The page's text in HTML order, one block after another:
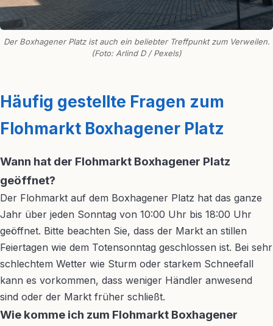
Der Boxhagener Platz ist auch ein beliebter Treffpunkt zum Verweilen.
(Foto: Arlind D / Pexels)
Häufig gestellte Fragen zum
Flohmarkt Boxhagener Platz
Wann hat der Flohmarkt Boxhagener Platz
geöffnet?
Der Flohmarkt auf dem Boxhagener Platz hat das ganze
Jahr über jeden Sonntag von 10:00 Uhr bis 18:00 Uhr
geöffnet. Bitte beachten Sie, dass der Markt an stillen
Feiertagen wie dem Totensonntag geschlossen ist. Bei sehr
schlechtem Wetter wie Sturm oder starkem Schneefall
kann es vorkommen, dass weniger Händler anwesend
sind oder der Markt früher schließt.
Wie komme ich zum Flohmarkt Boxhagener